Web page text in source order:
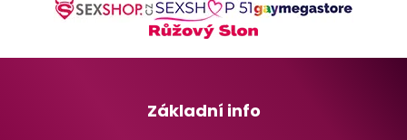
Základní info